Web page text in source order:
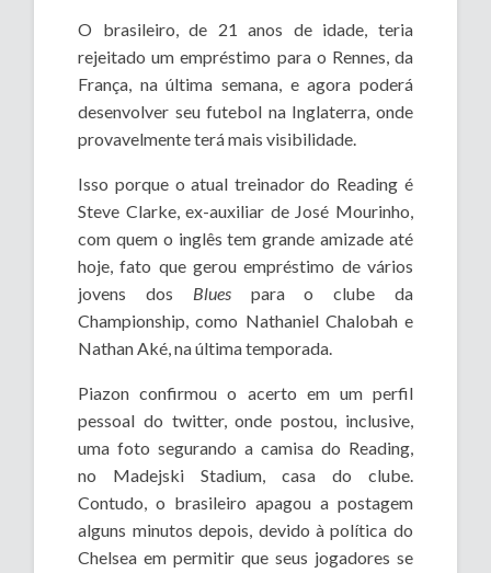
O brasileiro, de 21 anos de idade, teria
rejeitado um empréstimo para o Rennes, da
França, na última semana, e agora poderá
desenvolver seu futebol na Inglaterra, onde
provavelmente terá mais visibilidade.
Isso porque o atual treinador do Reading é
Steve Clarke, ex-auxiliar de José Mourinho,
com quem o inglês tem grande amizade até
hoje, fato que gerou empréstimo de vários
jovens dos Bluespara o clube da
Championship, como Nathaniel Chalobah e
Nathan Aké, na última temporada.
Piazon confirmou o acerto em um perfil
pessoal do twitter, onde postou, inclusive,
uma foto segurando a camisa do Reading,
no Madejski Stadium, casa do clube.
Contudo, o brasileiro apagou a postagem
alguns minutos depois, devido à política do
Chelsea em permitir que seus jogadores se